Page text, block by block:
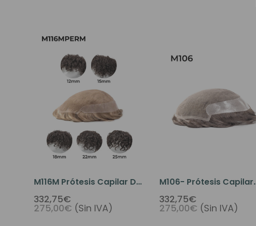
M116M Prótesis Capilar De
Tul Francés Y Poli Rizada /
Con Permanente
332,75€
275,00€ (Sin IVA)
M106- Prótesis Capilar
Para Hombres De Tul
Francés Y Micro Piel
332,75€
275,00€ (Sin IVA)